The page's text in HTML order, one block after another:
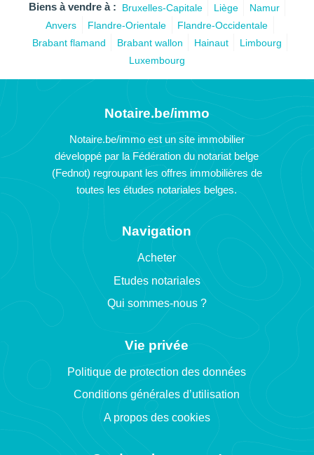
Biens à vendre à : Bruxelles-Capitale Liège
Namur
Anvers
Flandre-Orientale
Flandre-Occidentale
Brabant flamand
Brabant wallon Hainaut
Limbourg
Luxembourg
Notaire.be/immo
Notaire.be/immo est un site immobilier
développé par la Fédération du notariat belge
(Fednot) regroupant les offres immobilières de
toutes les études notariales belges.
Navigation
Acheter
Etudes notariales
Qui sommes-nous ?
Vie privée
Politique de protection des données
Conditions générales d’utilisation
A propos des cookies